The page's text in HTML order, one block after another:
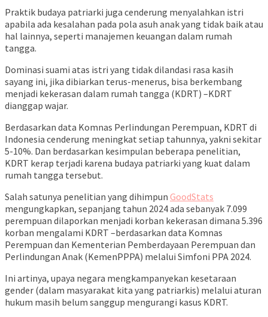
Praktik budaya patriarki juga cenderung menyalahkan istri
apabila ada kesalahan pada pola asuh anak yang tidak baik atau
hal lainnya, seperti manajemen keuangan dalam rumah
tangga.
Dominasi suami atas istri yang tidak dilandasi rasa kasih
sayang ini, jika dibiarkan terus-menerus, bisa berkembang
menjadi kekerasan dalam rumah tangga (KDRT) –KDRT
dianggap wajar.
Berdasarkan data Komnas Perlindungan Perempuan, KDRT di
Indonesia cenderung meningkat setiap tahunnya, yakni sekitar
5-10%. Dan berdasarkan kesimpulan beberapa penelitian,
KDRT kerap terjadi karena budaya patriarki yang kuat dalam
rumah tangga tersebut.
Salah satunya penelitian yang dihimpun GoodStats
mengungkapkan, sepanjang tahun 2024 ada sebanyak 7.099
perempuan dilaporkan menjadi korban kekerasan dimana 5.396
korban mengalami KDRT –berdasarkan data Komnas
Perempuan dan Kementerian Pemberdayaan Perempuan dan
Perlindungan Anak (KemenPPPA) melalui Simfoni PPA 2024.
Ini artinya, upaya negara mengkampanyekan kesetaraan
gender (dalam masyarakat kita yang patriarkis) melalui aturan
hukum masih belum sanggup mengurangi kasus KDRT.